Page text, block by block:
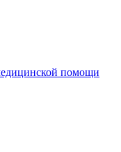
помощи